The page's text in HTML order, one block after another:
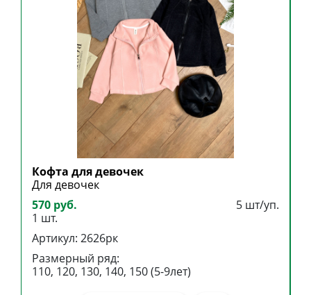
Кофта для девочек
Для девочек
570 руб.
1 шт.
5 шт/уп.
Артикул: 2626рк
Размерный ряд:
110, 120, 130, 140, 150 (5-9лет)